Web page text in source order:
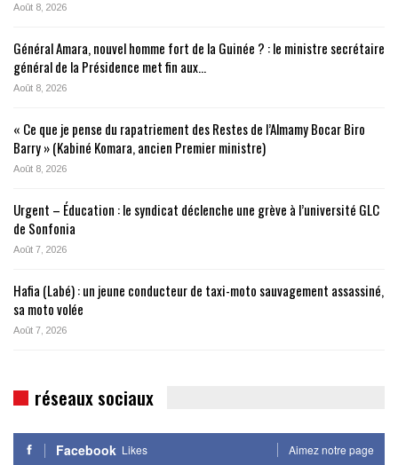
Août 8, 2026
Général Amara, nouvel homme fort de la Guinée ? : le ministre secrétaire
général de la Présidence met fin aux…
Août 8, 2026
« Ce que je pense du rapatriement des Restes de l’Almamy Bocar Biro
Barry » (Kabiné Komara, ancien Premier ministre)
Août 8, 2026
Urgent – Éducation : le syndicat déclenche une grève à l’université GLC
de Sonfonia
Août 7, 2026
Hafia (Labé) : un jeune conducteur de taxi-moto sauvagement assassiné,
sa moto volée
Août 7, 2026
réseaux sociaux
Facebook Likes Aimez notre page